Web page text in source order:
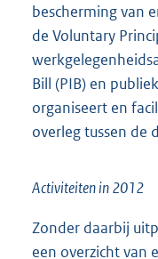
bescherming van
de Voluntary
Bill (PIB) en
organiseert en
overleg tussen de
Activiteiten in 2012
Zonder daarbij
een overzicht van